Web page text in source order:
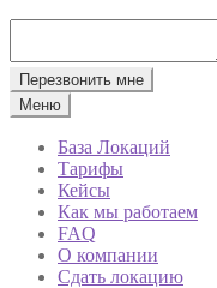
Перезвонить мне
Меню
База Локаций
Тарифы
Кейсы
Как мы работаем
FAQ
О компании
Сдать локацию